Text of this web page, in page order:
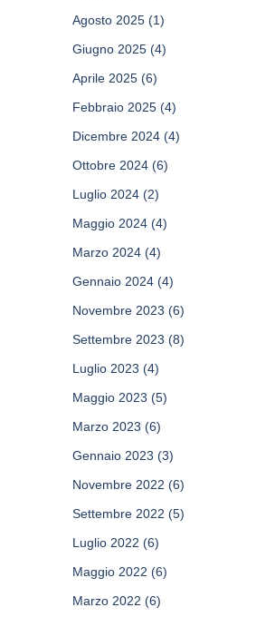
Agosto 2025 (1)
Giugno 2025 (4)
Aprile 2025 (6)
Febbraio 2025 (4)
Dicembre 2024 (4)
Ottobre 2024 (6)
Luglio 2024 (2)
Maggio 2024 (4)
Marzo 2024 (4)
Gennaio 2024 (4)
Novembre 2023 (6)
Settembre 2023 (8)
Luglio 2023 (4)
Maggio 2023 (5)
Marzo 2023 (6)
Gennaio 2023 (3)
Novembre 2022 (6)
Settembre 2022 (5)
Luglio 2022 (6)
Maggio 2022 (6)
Marzo 2022 (6)